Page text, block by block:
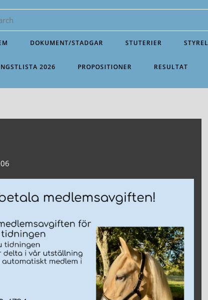
DOKUMENT/STADGAR STUTERIER
2026 PROPOSITIONER RESULTAT